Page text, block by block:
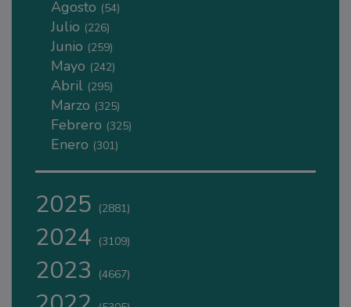
Agosto (54)
Julio (226)
Junio (259)
Mayo (242)
Abril (295)
Marzo (325)
Febrero (325)
Enero (301)
2025 (2881)
2024 (3109)
2023 (4667)